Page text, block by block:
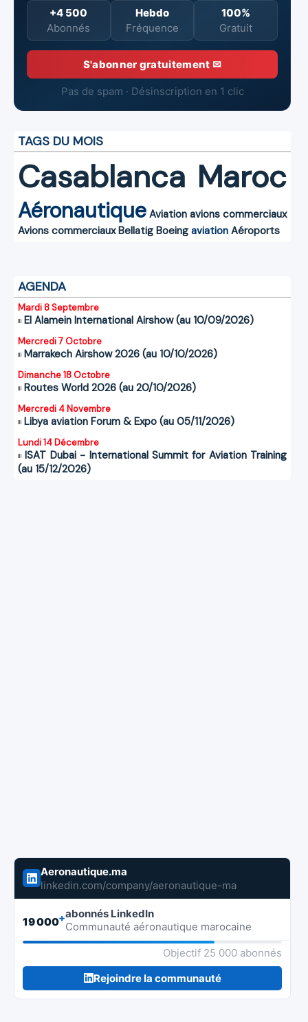
+4 500
Abonnés
Hebdo
Fréquence
100%
Gratuit
S'abonner gratuitement ✉
Pas de spam · Désinscription en 1 clic
TAGS DU MOIS
Casablanca Maroc
Aéronautique Aviation avions commerciaux
Avions commerciaux Bellatig Boeing aviation Aéroports
AGENDA
Mardi 8 Septembre
El Alamein International Airshow (au 10/09/2026)
Mercredi 7 Octobre
Marrakech Airshow 2026 (au 10/10/2026)
Dimanche 18 Octobre
Routes World 2026 (au 20/10/2026)
Mercredi 4 Novembre
Libya aviation Forum & Expo (au 05/11/2026)
Lundi 14 Décembre
ISAT Dubai - International Summit for Aviation Training
(au 15/12/2026)
Aeronautique.ma
linkedin.com/company/aeronautique-ma
19 000+abonnés LinkedIn
Communauté aéronautique marocaine
Objectif 25 000 abonnés
Rejoindre la communauté